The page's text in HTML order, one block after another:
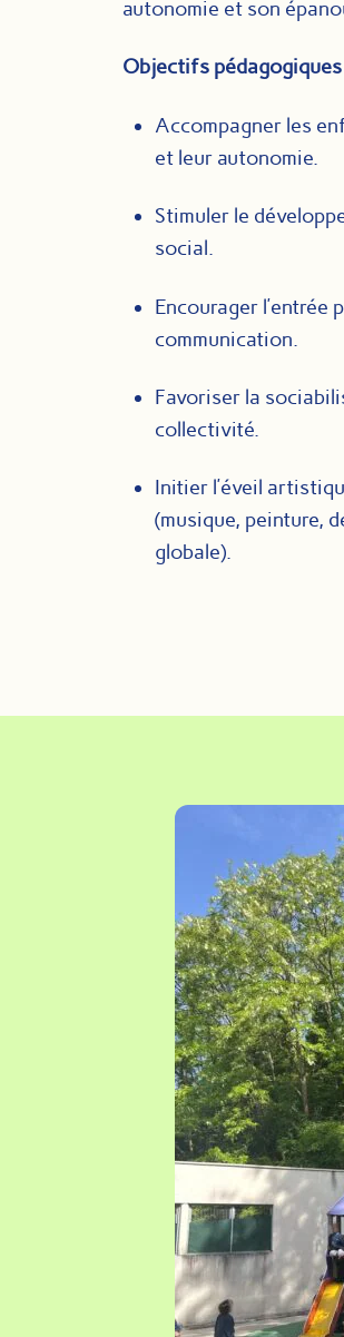
autonomie et son
Objectifs
Accompagner les
et leur autonomie.
Stimuler le
social.
Encourager l’entrée
communication.
Favoriser la
collectivité.
Initier l’éveil
(musique, peinture,
globale).